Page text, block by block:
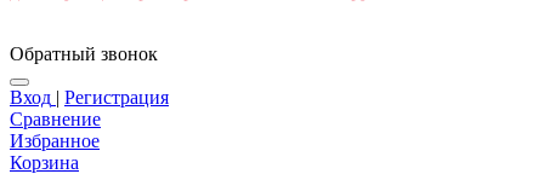
Обратный звонок
Вход | Регистрация
Сравнение
Избранное
Корзина